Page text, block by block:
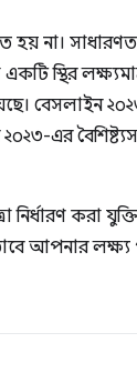
হয় না।
স্থির
বেসলাইন
২০২৩-এর
নির্ধারণ করা
আপনার